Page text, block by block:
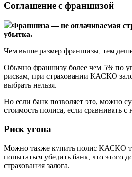
Соглашение с франшизой
Франшиза — не оплачиваемая
убытка.
Чем выше размер франшизы, тем
Обычно франшизу более чем 5% по
рискам, при страховании КАСКО
выбрать нельзя.
Но если банк позволяет это, можно
стоимость полиса, если сравнивать
Риск угона
Можно также купить полис КАСКО
попытаться убедить банк, что этого
страхования залога.